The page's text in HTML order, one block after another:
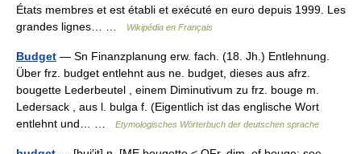
États membres et est établi et exécuté en euro depuis 1999. Les
grandes lignes… …
Wikipédia en Français
Budget — Sn Finanzplanung erw. fach. (18. Jh.) Entlehnung.
Über frz. budget entlehnt aus ne. budget, dieses aus afrz.
bougette Lederbeutel , einem Diminutivum zu frz. bouge m.
Ledersack , aus l. bulga f. (Eigentlich ist das englische Wort
entlehnt und… …
Etymologisches Wörterbuch der deutschen sprache